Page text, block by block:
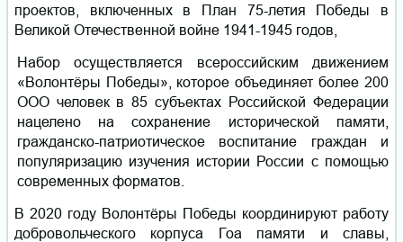
проектов, включенных в План 75-летия Победы в
Великой Отечественной войне 1941-1945 годов,
Набор осуществляется всероссийским движением
«Волонтёры Победы», которое объединяет более 200
ООО человек в 85 субъектах Российской Федерации
нацелено на сохранение исторической памяти,
гражданско-патриотическое воспитание граждан и
популяризацию изучения истории России с помощью
современных форматов.
В 2020 году Волонтёры Победы координируют работу
добровольческого корпуса Гоа памяти и славы,